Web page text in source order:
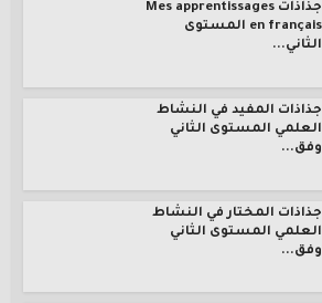
جذاذات Mes apprentissages
en français المستوى
الثاني...
جذاذات المفيد في النشاط
العلمي المستوى الثاني
وفق...
جذاذات المختار في النشاط
العلمي المستوى الثاني
وفق...